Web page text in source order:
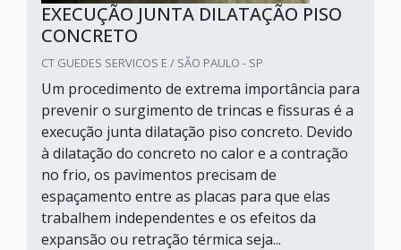
EXECUÇÃO JUNTA DILATAÇÃO PISO
CONCRETO
CT GUEDES SERVICOS E / SÃO PAULO - SP
Um procedimento de extrema importância para
prevenir o surgimento de trincas e fissuras é a
execução junta dilatação piso concreto. Devido
à dilatação do concreto no calor e a contração
no frio, os pavimentos precisam de
espaçamento entre as placas para que elas
trabalhem independentes e os efeitos da
expansão ou retração térmica seja...